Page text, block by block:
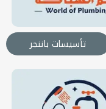
تأسيسات باننجر